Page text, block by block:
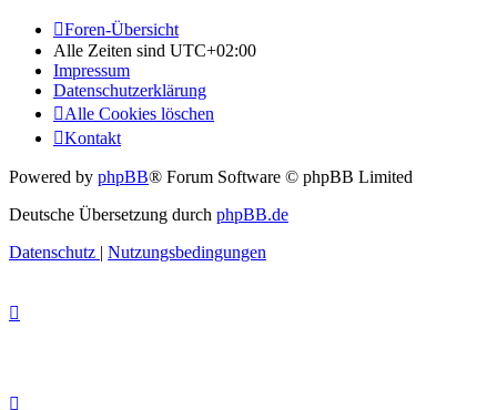
Foren-Übersicht
Alle Zeiten sind UTC+02:00
Impressum
Datenschutzerklärung
Alle Cookies löschen
Kontakt
Powered by phpBB® Forum Software © phpBB Limited
Deutsche Übersetzung durch phpBB.de
Datenschutz | Nutzungsbedingungen